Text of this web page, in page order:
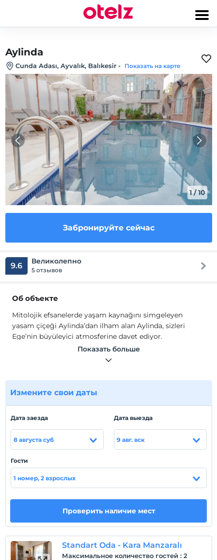
Aylinda
Cunda Adası, Ayvalık, Balıkesir - Показать на карте
1/10
Забронируйте сейчас
9.6 Великолепно
5 отзывов
Об объекте
Mitolojik efsanelerde yaşam kaynağını simgeleyen
yasam çiçeği Aylinda’dan ilham alan Aylinda, sizleri
Ege’nin büyüleyici atmosferine davet ediyor.
Aylinda ruhunuz artık çok daha sakin!
Adası'nda sizlere benzersiz bir deneyim sunmak için
kapılarını açıyor. Ada, tarihi dokusu, nefes kesen doğası
ve sıcak atmosferiyle sizi kendine hayran bırakacak.
Aylinda, kusursuz deniz manzarasına karşı tatilinize
biriktirebilirsiniz.
Расположение
Balıkesir Ayvalık Cunda Adası'nda hizmet vermektedir.
Пляж
Показать на
карте
Показать больше
Измените свои даты
Дата заезда
8 августа суб
Дата выезда
9 авг. вск
Гости
1 номер, 2 взрослых
Проверить наличие мест
Standart Oda - Kara Manzaralı
Максимальное количество гостей : 2